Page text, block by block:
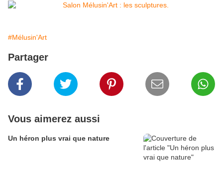
#Mélusin'Art
Partager
Vous aimerez aussi
Un héron plus vrai que nature